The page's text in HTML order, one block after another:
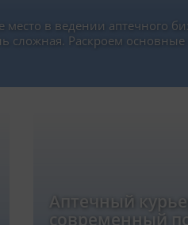
в ведении аптечного
сложная. Раскроем основные
Аптечный
современный